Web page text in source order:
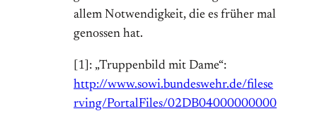
allem Notwendigkeit, die es früher mal
genossen hat.
[1]: „Truppenbild mit Dame“:
http://www.sowi.bundeswehr.de/filese
rving/PortalFiles/02DB04000000000